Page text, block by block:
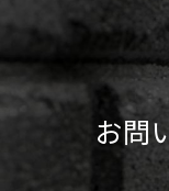
お問